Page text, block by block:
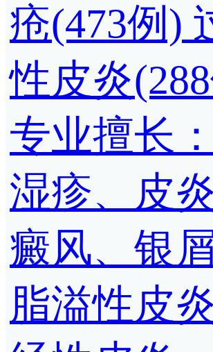
疮(473例)
性皮炎
专业擅长
湿疹、皮
癜风、银屑
脂溢性皮